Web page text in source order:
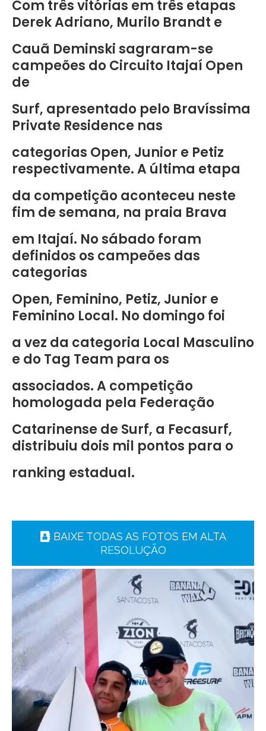
Com três vitórias em três etapas
Derek Adriano, Murilo Brandt e
Cauã Deminski sagraram-se
campeões do Circuito Itajaí Open
de
Surf, apresentado pelo Bravíssima
Private Residence nas
categorias Open, Junior e Petiz
respectivamente. A última etapa
da competição aconteceu neste
fim de semana, na praia Brava
em Itajaí. No sábado foram
definidos os campeões das
categorias
Open, Feminino, Petiz, Junior e
Feminino Local. No domingo foi
a vez da categoria Local Masculino
e do Tag Team para os
associados. A competição
homologada pela Federação
Catarinense de Surf, a Fecasurf,
distribuiu dois mil pontos para o
ranking estadual.
BAIXE TODAS AS FOTOS EM ALTA
RESOLUÇÃO